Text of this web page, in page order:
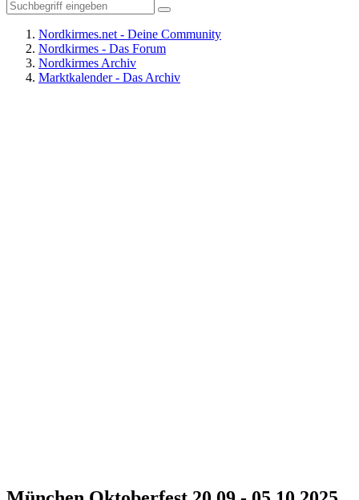
Nordkirmes.net - Deine Community
Nordkirmes - Das Forum
Nordkirmes Archiv
Marktkalender - Das Archiv